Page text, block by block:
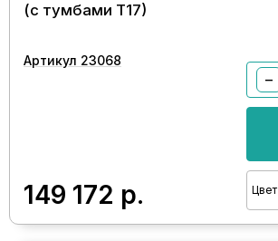
(с тумбами Т17)
Артикул 23068
149 172 р.
−
Цвет